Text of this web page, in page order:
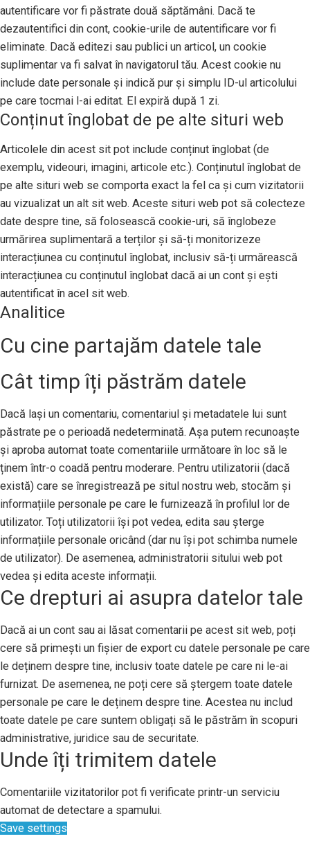
autentificare vor fi păstrate două săptămâni. Dacă te
dezautentifici din cont, cookie-urile de autentificare vor fi
eliminate. Dacă editezi sau publici un articol, un cookie
suplimentar va fi salvat în navigatorul tău. Acest cookie nu
include date personale și indică pur și simplu ID-ul articolului
pe care tocmai l-ai editat. El expiră după 1 zi.
Conținut înglobat de pe alte situri web
Articolele din acest sit pot include conținut înglobat (de
exemplu, videouri, imagini, articole etc.). Conținutul înglobat de
pe alte situri web se comporta exact la fel ca și cum vizitatorii
au vizualizat un alt sit web. Aceste situri web pot să colecteze
date despre tine, să folosească cookie-uri, să înglobeze
urmărirea suplimentară a terților și să-ți monitorizeze
interacțiunea cu conținutul înglobat, inclusiv să-ți urmărească
interacțiunea cu conținutul înglobat dacă ai un cont și ești
autentificat în acel sit web.
Analitice
Cu cine partajăm datele tale
Cât timp îți păstrăm datele
Dacă lași un comentariu, comentariul și metadatele lui sunt
păstrate pe o perioadă nedeterminată. Așa putem recunoaște
și aproba automat toate comentariile următoare în loc să le
ținem într-o coadă pentru moderare. Pentru utilizatorii (dacă
există) care se înregistrează pe situl nostru web, stocăm și
informațiile personale pe care le furnizează în profilul lor de
utilizator. Toți utilizatorii își pot vedea, edita sau șterge
informațiile personale oricând (dar nu își pot schimba numele
de utilizator). De asemenea, administratorii sitului web pot
vedea și edita aceste informații.
Ce drepturi ai asupra datelor tale
Dacă ai un cont sau ai lăsat comentarii pe acest sit web, poți
cere să primești un fișier de export cu datele personale pe care
le deținem despre tine, inclusiv toate datele pe care ni le-ai
furnizat. De asemenea, ne poți cere să ștergem toate datele
personale pe care le deținem despre tine. Acestea nu includ
toate datele pe care suntem obligați să le păstrăm în scopuri
administrative, juridice sau de securitate.
Unde îți trimitem datele
Comentariile vizitatorilor pot fi verificate printr-un serviciu
automat de detectare a spamului.
Save settings